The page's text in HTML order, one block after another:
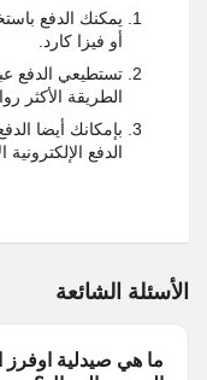
يمكنك الدفع
أو فيزا كارد.
الطريقة الأكثر
بإمكانك أيضا
الدفع
الأسئلة الشائعة
ما هي صيدلية اوفرز